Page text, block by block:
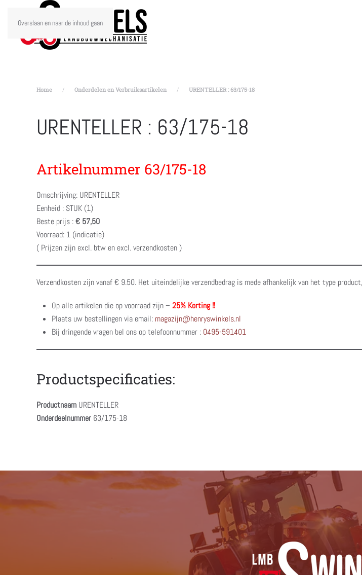
Overslaan en naar de inhoud gaan
Home Onderdelen en Verbruiksartikelen URENTELLER : 63/175-18
URENTELLER : 63/175-18
Artikelnummer 63/175-18
Omschrijving: URENTELLER
Eenheid : STUK (1)
Beste prijs :€ 57,50
Voorraad: 1 (indicatie)
( Prijzen zijn excl. btw en excl. verzendkosten )
Verzendkosten zijn vanaf € 9.50. Het uiteindelijke verzendbedrag is mede afhankelijk van het type
Op alle artikelen die op voorraad zijn – 25% Korting !!
Plaats uw bestellingen via email: magazijn@henryswinkels.nl
Bij dringende vragen bel ons op telefoonnummer : 0495-591401
Productspecificaties:
Productnaam URENTELLER
Onderdeelnummer 63/175-18